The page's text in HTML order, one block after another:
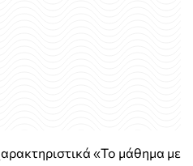
«Το μάθημα με